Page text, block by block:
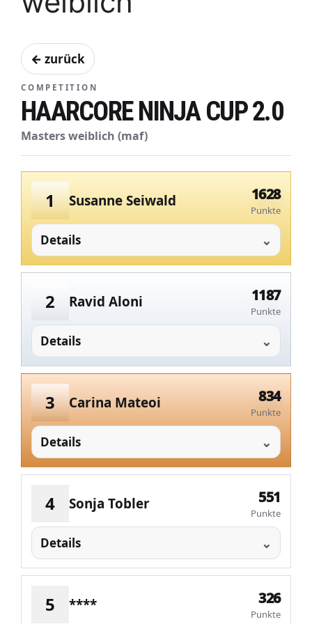
← zurück
COMPETITION
HAARCORE NINJA CUP 2.0
Masters weiblich (maf)
1 Susanne Seiwald 1628
Punkte
Details
2 Ravid Aloni 1187
Punkte
Details
3 Carina Mateoi 834
Punkte
Details
4 Sonja Tobler 551
Punkte
Details
5 **** 326
Punkte